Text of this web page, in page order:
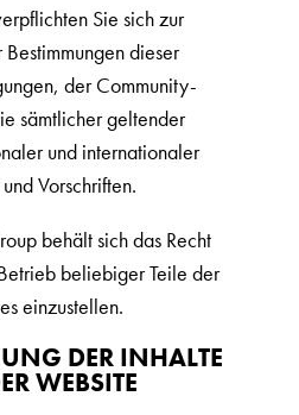
Sie sich zur
dieser
der Community-
sämtlicher geltender
und internationaler
Vorschriften.
behält sich das Recht
beliebiger Teile der
einzustellen.
DER INHALTE
WEBSITE